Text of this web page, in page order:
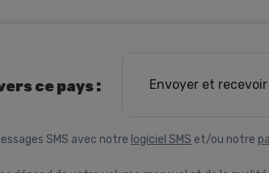
ce pays : Envoyer et
SMS avec notre logiciel SMS et/ou notre